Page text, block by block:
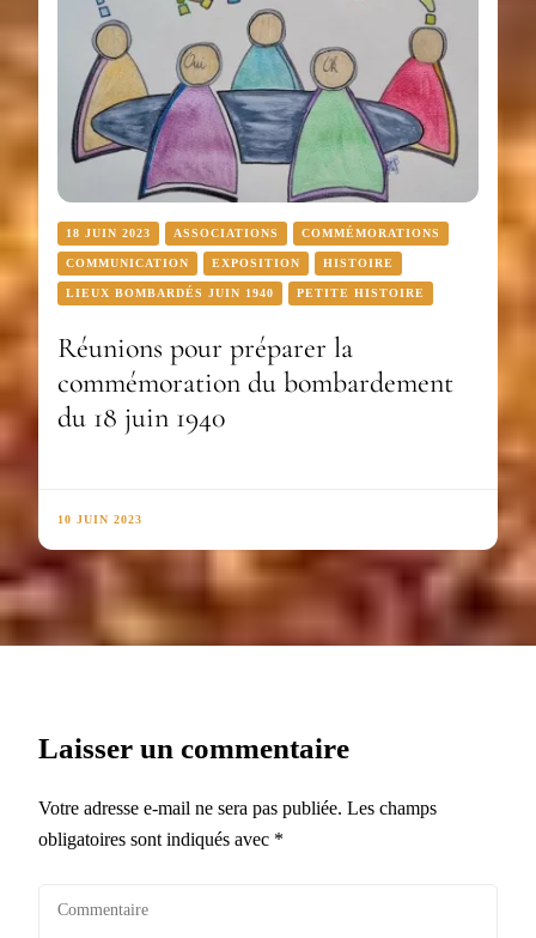
18 JUIN 2023 ASSOCIATIONS COMMÉMORATIONS
COMMUNICATION EXPOSITION HISTOIRE
LIEUX BOMBARDÉS JUIN 1940 PETITE HISTOIRE
Réunions pour préparer la
commémoration du bombardement
du 18 juin 1940
10 JUIN 2023
Laisser un commentaire
Votre adresse e-mail ne sera pas publiée. Les champs
obligatoires sont indiqués avec *